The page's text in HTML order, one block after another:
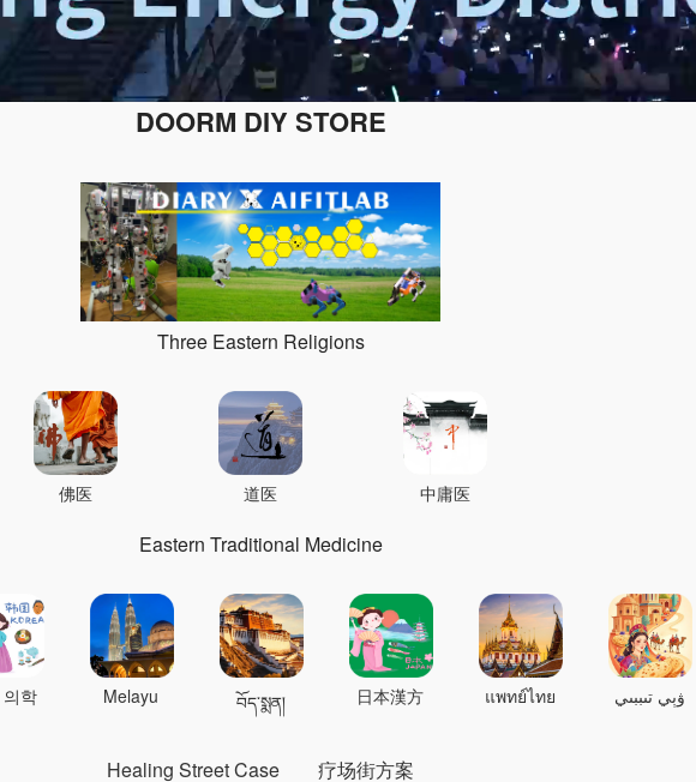
DOORM DIY STORE
Three Eastern Religions
佛医 道医 中庸医
Eastern Traditional Medicine
학 Melayu བོད་སྨན། 日本漢方 แพทย์ไทย ۋېي تىببىي
Healing Street Case 疗场街方案